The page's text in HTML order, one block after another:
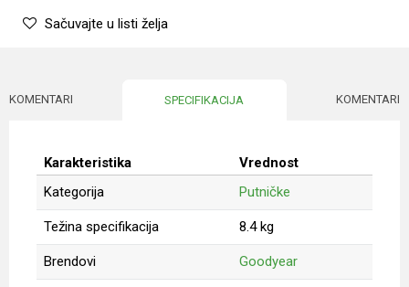
Sačuvajte u listi želja
KOMENTARI SPECIFIKACIJA KOMENTARI
Karakteristika
Vrednost
Kategorija
Putničke
Težina specifikacija 8.4 kg
Brendovi Goodyear